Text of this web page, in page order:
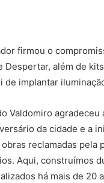
firmou o
Despertar, além de
de implantar
Valdomiro
da cidade e a
reclamadas pela
Aqui, construímos
há mais de 20